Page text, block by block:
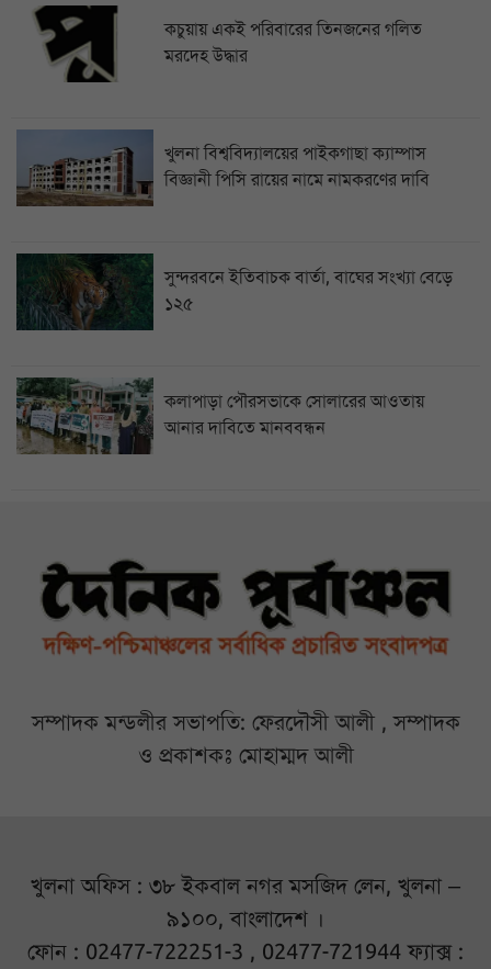
কচুয়ায় একই পরিবারের তিনজনের গলিত
মরদেহ উদ্ধার
খুলনা বিশ্ববিদ্যালয়ের পাইকগাছা ক্যাম্পাস
বিজ্ঞানী পিসি রায়ের নামে নামকরণের দাবি
সুন্দরবনে ইতিবাচক বার্তা, বাঘের সংখ্যা বেড়ে
১২৫
কলাপাড়া পৌরসভাকে সোলারের আওতায়
আনার দাবিতে মানববন্ধন
সম্পাদক মন্ডলীর সভাপতি: ফেরদৌসী আলী , সম্পাদক
ও প্রকাশকঃ মোহাম্মদ আলী
খুলনা অফিস : ৩৮ ইকবাল নগর মসজিদ লেন, খুলনা –
৯১০০, বাংলাদেশ ।
ফোন : 02477-722251-3 , 02477-721944 ফ্যাক্স :